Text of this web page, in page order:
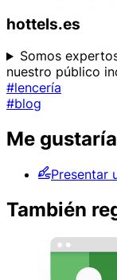
hottels.es
Somos
nuestro público
#lencería
#blog
Me
Presentar
También